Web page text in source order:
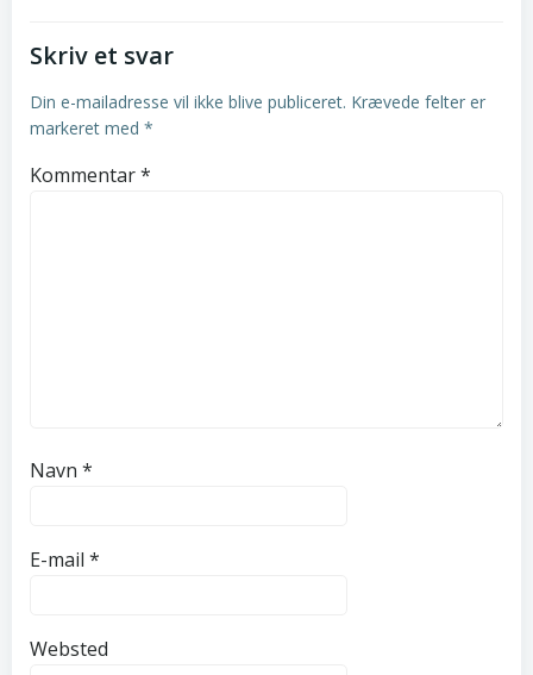
Skriv et svar
Din e-mailadresse vil ikke blive publiceret. Krævede felter er
markeret med *
Kommentar*
Navn *
E-mail *
Websted